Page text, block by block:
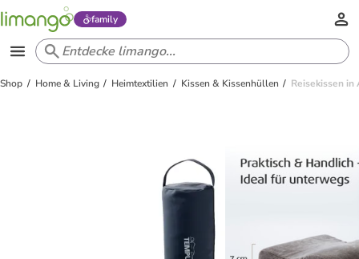
family
Shop Home & Living Heimtextilien Kissen & Kissenhüllen Reisekissen